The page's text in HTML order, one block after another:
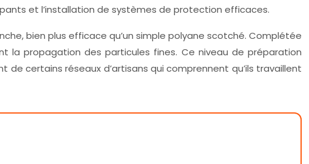
et l’installation de systèmes de protection efficaces.
bien plus efficace qu’un simple polyane scotché. Complétée
la propagation des particules fines. Ce niveau de préparation
certains réseaux d’artisans qui comprennent qu’ils travaillent